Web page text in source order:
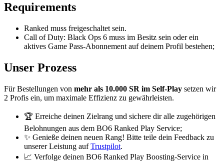
Requirements
Ranked muss freigeschaltet sein.
Call of Duty: Black Ops 6 muss im Besitz sein oder ein
aktives Game Pass-Abonnement auf deinem Profil bestehen;
Unser Prozess
Für Bestellungen von mehr als 10.000 SR im Self-Play setzen wir
2 Profis ein, um maximale Effizienz zu gewährleisten.
🏆 Erreiche deinen Zielrang und sichere dir alle zugehörigen
Belohnungen aus dem BO6 Ranked Play Service;
✨ Genieße deinen neuen Rang! Bitte teile dein Feedback zu
unserer Leistung aufTrustpilot.
📈 Verfolge deinen BO6 Ranked Play Boosting-Service in